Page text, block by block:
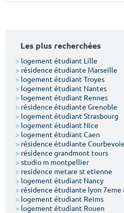
Type de location
Votre date d'entrée
Les plus recherchées
> logement étudiant Lille
> résidence étudiante Marseille
> logement étudiant Troyes
> logement étudiant Nantes
> logement étudiant Rennes
> résidence étudiante Grenoble
> logement étudiant Strasbourg
> logement étudiant Nice
> logement étudiant Caen
> résidence étudiante Courbevoie
> résidence grandmont tours
> studio m montpellier
> residence metare st etienne
> logement étudiant Nancy
> résidence étudiante lyon 7eme
> logement étudiant Reims
> logement étudiant Rouen